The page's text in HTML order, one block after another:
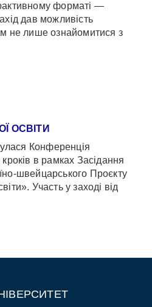
форматі —
дав можливість
не лише ознайомитися з
ОСВІТИ
Конференція
в рамках Засідання
швейцарського Проєкту
Участь у заході від